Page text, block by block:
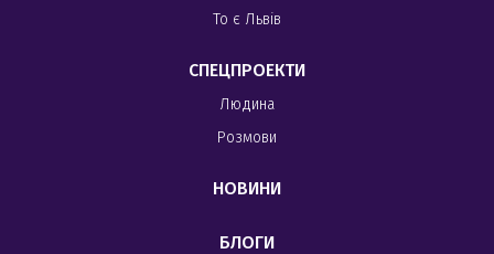
То є Львів
СПЕЦПРОЕКТИ
Людина
Розмови
НОВИНИ
БЛОГИ